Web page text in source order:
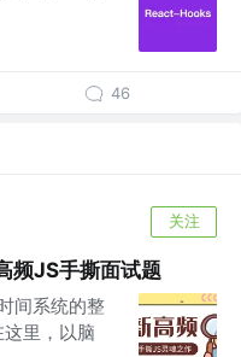
46
关注
频JS手撕面试题
间系统的整
里，以脑